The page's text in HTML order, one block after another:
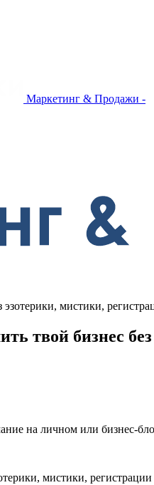
Маркетинг & Продажи -
мистики,
твой бизнес
на личном или бизнес-